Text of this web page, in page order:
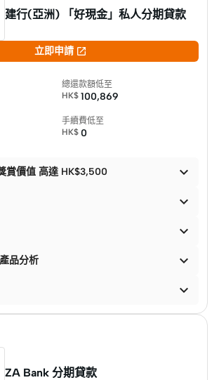
建行(亞洲) 「好現金」私人分期貸款
立即申請 
總還款額低至
HK$ 100,869
手續費低至
HK$ 0
賞價值 高達 HK$3,500 


品分析 

ZA Bank 分期貸款